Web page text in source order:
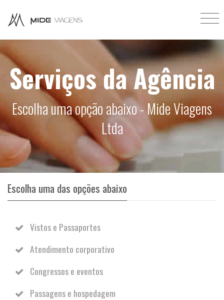
Serviços da Agência
Escolha uma opção abaixo - Mide Viagens
Ltda
Escolha uma das opções abaixo
Vistos e Passaportes
Atendimento corporativo
Congressos e eventos
Passagens e hospedagem